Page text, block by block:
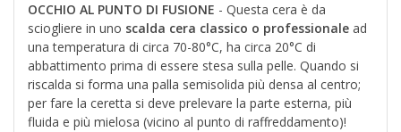
OCCHIO AL PUNTO DI FUSIONE - Questa cera è da
sciogliere in uno scalda cera classico o professionale ad
una temperatura di circa 70-80°C, ha circa 20°C di
abbattimento prima di essere stesa sulla pelle. Quando si
riscalda si forma una palla semisolida più densa al centro;
per fare la ceretta si deve prelevare la parte esterna, più
fluida e più mielosa (vicino al punto di raffreddamento)!